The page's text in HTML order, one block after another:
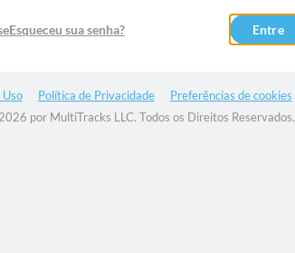
Esqueceu sua senha? Entre
Política de Privacidade Preferências de cookies
por MultiTracks LLC. Todos os Direitos Reservados.